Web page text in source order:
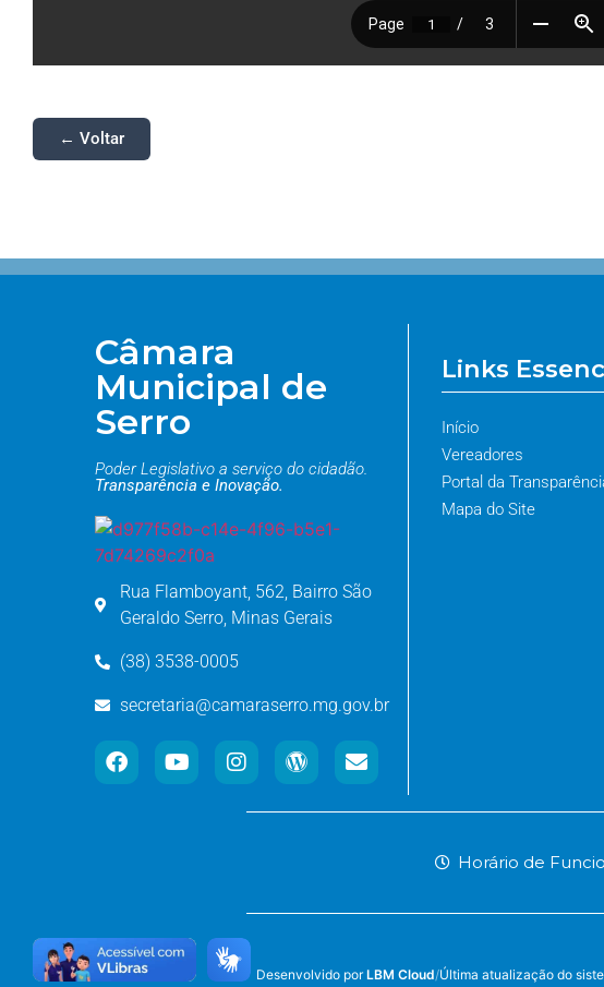
← Voltar
Câmara
Municipal de
Serro
Poder Legislativo a serviço do cidadão.
Transparência e Inovação.
Rua Flamboyant, 562, Bairro São
Geraldo Serro, Minas Gerais
(38) 3538-0005
secretaria@camaraserro.mg.gov.br
Links
Início
Vereadores
Portal da
Mapa do Site
Horário de
Desenvolvido porLBM Cloud/Última atualização do